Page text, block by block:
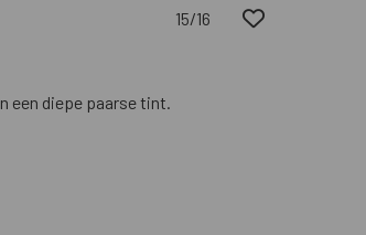
15/16
een diepe paarse tint.